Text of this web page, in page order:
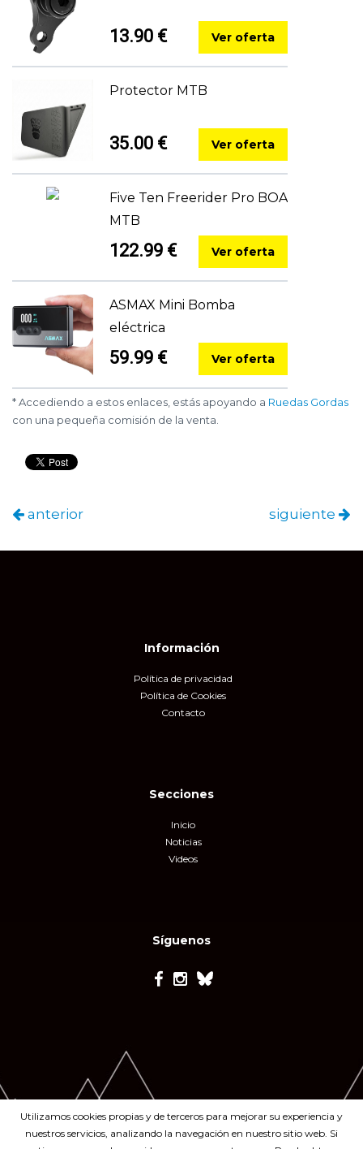
Utilizamos cookies propias y de terceros para mejorar su experiencia y
nuestros servicios, analizando la navegación en nuestro sitio web. Si
13.90 € Ver oferta
Protector MTB
35.00 € Ver oferta
Five Ten Freerider Pro BOA
MTB
122.99 € Ver oferta
ASMAX Mini Bomba
eléctrica
59.99 € Ver oferta
* Accediendo a estos enlaces, estás apoyando a Ruedas Gordas
con una pequeña comisión de la venta.
anterior siguiente
Información
Política de privacidad
Política de Cookies
Contacto
Síguenos
Secciones
Inicio
Noticias
Videos